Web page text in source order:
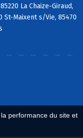
performance du site et
La Chaize-Giraud,
St-Maixent s/Vie, 85470